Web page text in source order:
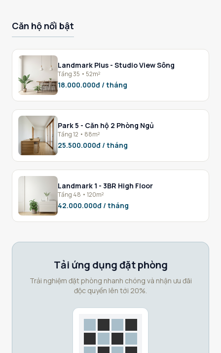
Căn hộ nổi bật
Landmark Plus - Studio View Sông
Tầng 35 • 52m²
18.000.000đ / tháng
Park 5 - Căn hộ 2 Phòng Ngủ
Tầng 12 • 88m²
25.500.000đ / tháng
Landmark 1 - 3BR High Floor
Tầng 48 • 120m²
42.000.000đ / tháng
Tải ứng dụng đặt phòng
Trải nghiệm đặt phòng nhanh chóng và nhận ưu đãi
độc quyền lên tới 20%.